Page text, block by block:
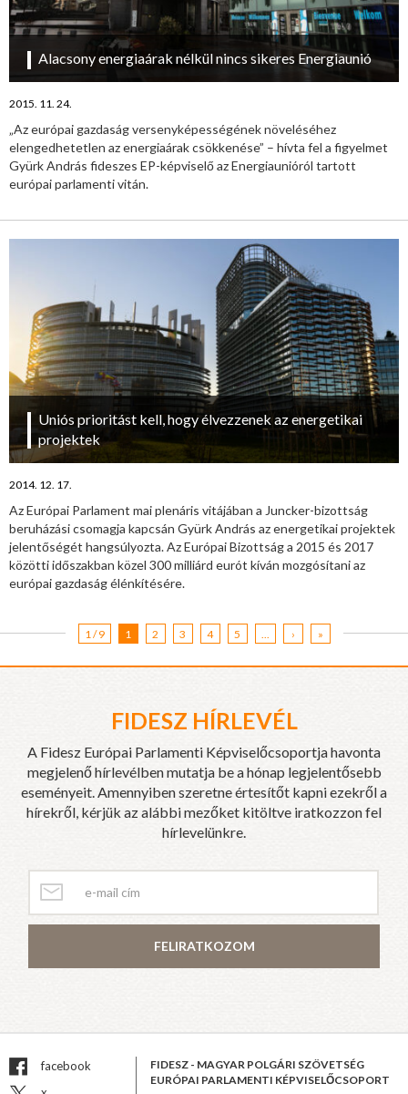
Alacsony energiaárak nélkül nincs sikeres Energiaunió
2015. 11. 24.
„Az európai gazdaság versenyképességének növeléséhez
elengedhetetlen az energiaárak csökkenése” – hívta fel a figyelmet
Gyürk András fideszes EP-képviselő az Energiaunióról tartott
európai parlamenti vitán.
Uniós prioritást kell, hogy élvezzenek az energetikai
projektek
2014. 12. 17.
Az Európai Parlament mai plenáris vitájában a Juncker-bizottság
beruházási csomagja kapcsán Gyürk András az energetikai projektek
jelentőségét hangsúlyozta. Az Európai Bizottság a 2015 és 2017
közötti időszakban közel 300 milliárd eurót kíván mozgósítani az
európai gazdaság élénkítésére.
1 / 9 1 2 3 4 5 › »
FIDESZ HÍRLEVÉL
A Fidesz Európai Parlamenti Képviselőcsoportja havonta
megjelenő hírlevélben mutatja be a hónap legjelentősebb
eseményeit. Amennyiben szeretne értesítőt kapni ezekről a
hírekről, kérjük az alábbi mezőket kitöltve iratkozzon fel
hírlevelünkre.
FELIRATKOZOM
facebook
FIDESZ - MAGYAR POLGÁRI SZÖVETSÉG
EURÓPAI PARLAMENTI KÉPVISELŐCSOPORT